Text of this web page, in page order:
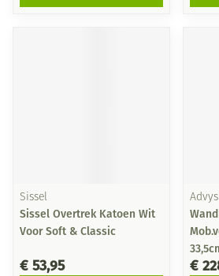
Sissel
Sissel Overtrek Katoen Wit
Voor Soft & Classic
€ 53,95
Advys
€